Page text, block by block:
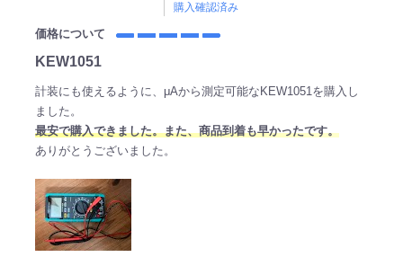
購入確認済み
価格について
KEW1051
計装にも使えるように、μAから測定可能なKEW1051を購入し
ました。
最安で購入できました。また、商品到着も早かったです。
ありがとうございました。